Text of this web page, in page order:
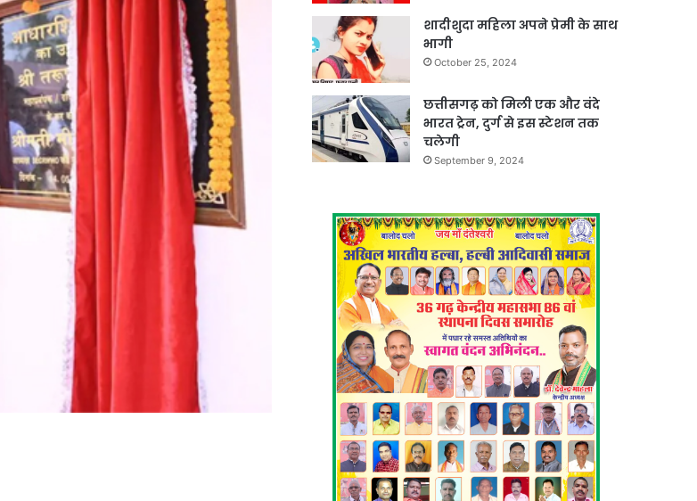
शादीशुदा महिला अपने प्रेमी के साथ
भागी
October 25, 2024
छत्तीसगढ़ को मिली एक और वंदे
भारत ट्रेन, दुर्ग से इस स्टेशन तक
चलेगी
September 9, 2024